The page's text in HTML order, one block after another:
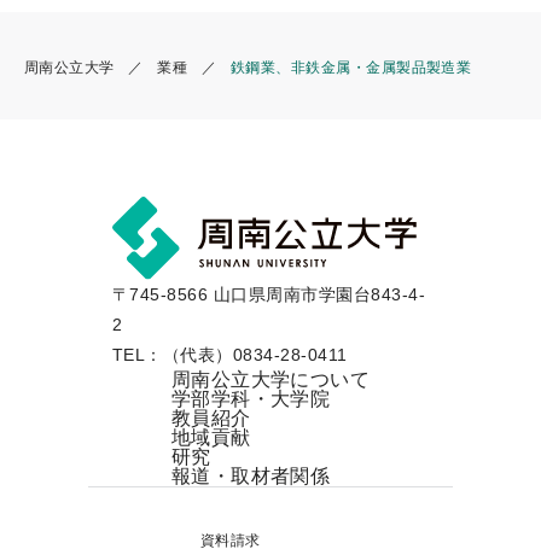
周南公立大学 業種 鉄鋼業、非鉄金属・金属製品製造業
〒745-8566 山口県周南市学園台843-4-
2
TEL：（代表）0834-28-0411
周南公立大学について
学部学科・大学院
教員紹介
地域貢献
研究
報道・取材者関係
資料請求